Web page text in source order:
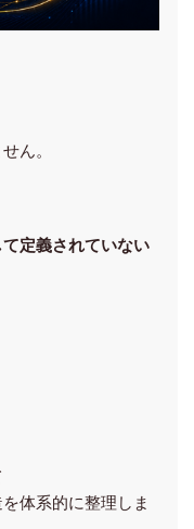
ん。
て定義されていない
体系的に整理しま